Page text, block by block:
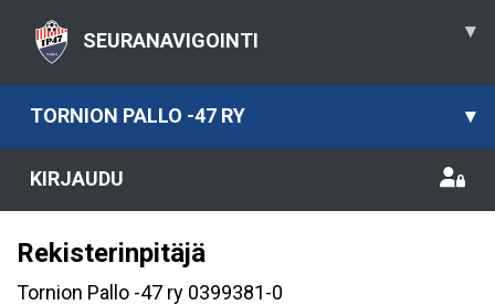
SEURANAVIGOINTI ▾
TORNION PALLO -47 RY ▾
KIRJAUDU
Rekisterinpitäjä
Tornion Pallo -47 ry 0399381-0